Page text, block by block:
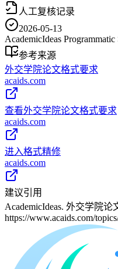
人工复核记录
2026-05-13
AcademicIdeas
参考来源
外交学院论文格式要求
acaids.com
查看外交学院论文格式要求
acaids.com
进入格式精修
acaids.com
建议引用
AcademicIdeas. 外交学院
https://www.acaids.com/